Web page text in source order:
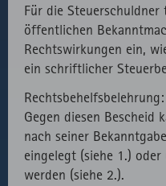
Für die
öffentlichen
Rechtswirkungen ein,
ein schriftlicher
Rechtsbehelfsbelehrung:
Gegen diesen Bescheid
nach seiner
eingelegt (siehe 1.)
werden (siehe 2.).